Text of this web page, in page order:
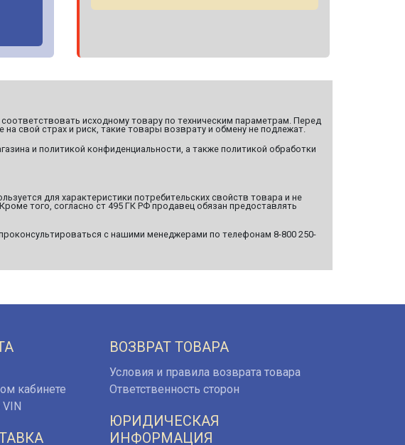
исходному товару по техническим параметрам. Перед
свой страх и риск, такие товары возврату и обмену не подлежат.
и политикой конфиденциальности, а также политикой обработки
для характеристики потребительских свойств товара и не
того, согласно ст 495 ГК РФ продавец обязан предоставлять
с нашими менеджерами по телефонам 8-800 250-
кабинете
ВОЗВРАТ ТОВАРА
Условия и правила возврата товара
Ответственность сторон
ЮРИДИЧЕСКАЯ
ИНФОРМАЦИЯ